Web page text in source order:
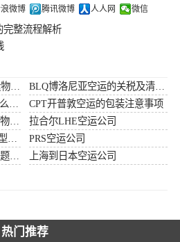
微博 腾讯微博 人人网 微信
完整流程解析
CPT开普敦空运的包装注意事项
拉合尔LHE空运公司
PRS空运公司
上海到日本空运公司
热门推荐